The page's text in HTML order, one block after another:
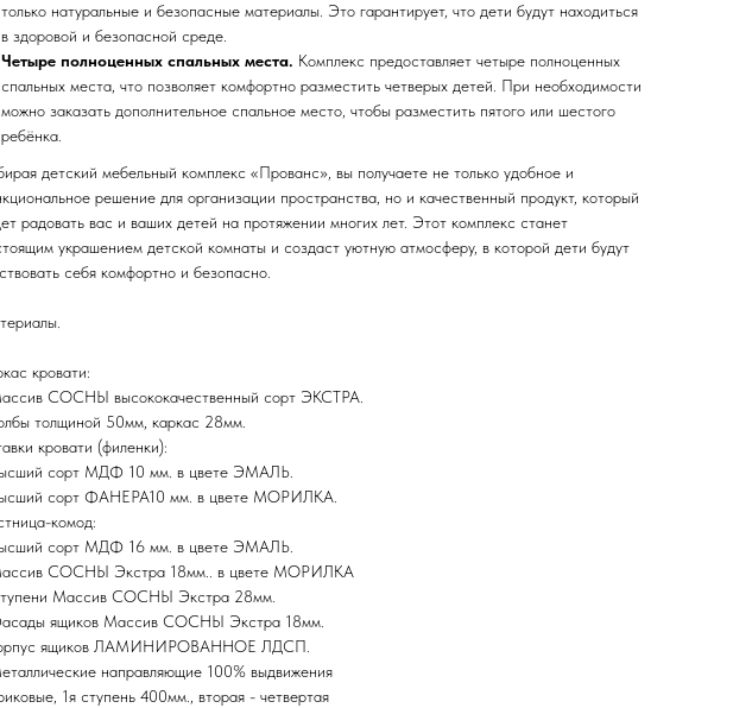
только натуральные и безопасные материалы. Это гарантирует, что дети будут находиться
в здоровой и безопасной среде.
Четыре полноценных спальных места. Комплекс предоставляет четыре полноценных
спальных места, что позволяет комфортно разместить четверых детей. При необходимости
можно заказать дополнительное спальное место, чтобы разместить пятого или шестого
ребёнка.
детский мебельный комплекс «Прованс», вы получаете не только удобное и
решение для организации пространства, но и качественный продукт, который
радовать вас и ваших детей на протяжении многих лет. Этот комплекс станет
украшением детской комнаты и создаст уютную атмосферу, в которой дети будут
себя комфортно и безопасно.
кровати:
СОСНЫ высококачественный сорт ЭКСТРА.
толщиной 50мм, каркас 28мм.
кровати (филенки):
сорт МДФ 10 мм. в цвете ЭМАЛЬ.
сорт ФАНЕРА10 мм. в цвете МОРИЛКА.
комод:
сорт МДФ 16 мм. в цвете ЭМАЛЬ.
СОСНЫ Экстра 18мм.. в цвете МОРИЛКА
Массив СОСНЫ Экстра 28мм.
ящиков Массив СОСНЫ Экстра 18мм.
ящиков ЛАМИНИРОВАННОЕ ЛДСП.
направляющие 100% выдвижения
1я ступень 400мм., вторая - четвертая